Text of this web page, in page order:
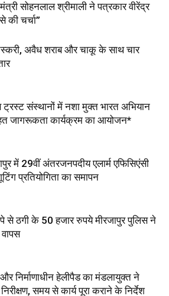
सोहनलाल श्रीमाली ने पत्रकार वीरेंद्र
की चर्चा”
अवैध शराब और चाकू के साथ चार
ट्रस्ट संस्थानों में नशा मुक्त भारत अभियान
जागरूकता कार्यक्रम का आयोजन*
में 29वीं अंतरजनपदीय एलार्म एफिसिएंसी
प्रतियोगिता का समापन
से ठगी के 50 हजार रुपये मीरजापुर पुलिस ने
निर्माणाधीन हेलीपैड का मंडलायुक्त ने
समय से कार्य पूरा कराने के निर्देश